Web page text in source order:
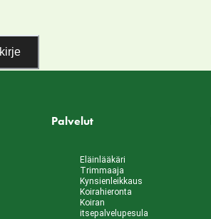
Palvelut
Eläinlääkäri
Trimmaaja
Kynsienleikkaus
Koirahieronta
Koiran
itsepalvelupesula